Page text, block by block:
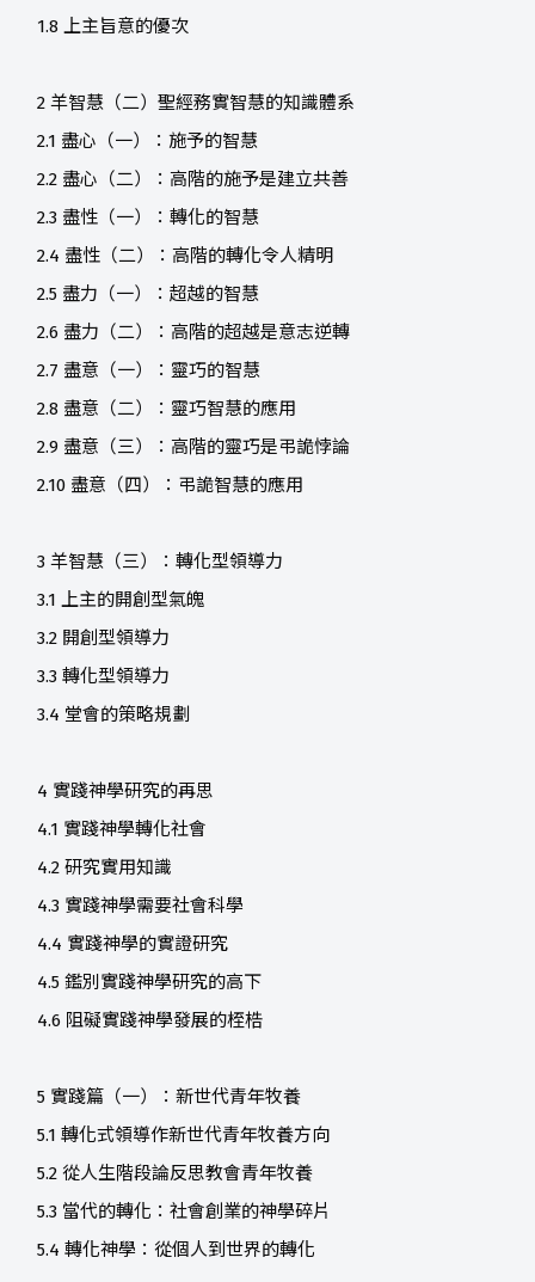
1.8 上主旨意的優次
2 羊智慧（二）聖經務實智慧的知識體系
2.1 盡心（一）：施予的智慧
2.2 盡心（二）：高階的施予是建立共善
2.3 盡性（一）：轉化的智慧
2.4 盡性（二）：高階的轉化令人精明
2.5 盡力（一）：超越的智慧
2.6 盡力（二）：高階的超越是意志逆轉
2.7 盡意（一）：靈巧的智慧
2.8 盡意（二）：靈巧智慧的應用
2.9 盡意（三）：高階的靈巧是弔詭悖論
2.10 盡意（四）：弔詭智慧的應用
3 羊智慧（三）：轉化型領導力
3.1 上主的開創型氣魄
3.2 開創型領導力
3.3 轉化型領導力
3.4 堂會的策略規劃
4 實踐神學研究的再思
4.1 實踐神學轉化社會
4.2 研究實用知識
4.3 實踐神學需要社會科學
4.4 實踐神學的實證研究
4.5 鑑別實踐神學研究的高下
4.6 阻礙實踐神學發展的桎梏
5 實踐篇（一）：新世代青年牧養
5.1 轉化式領導作新世代青年牧養方向
5.2 從人生階段論反思教會青年牧養
5.3 當代的轉化：社會創業的神學碎片
5.4 轉化神學：從個人到世界的轉化